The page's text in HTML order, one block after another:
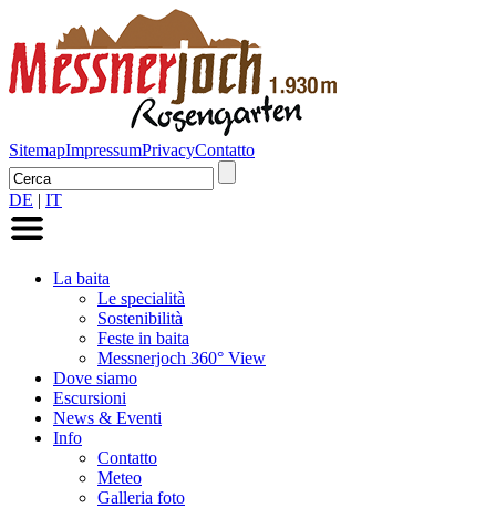
SitemapImpressumPrivacyContatto
DE | IT
La baita
Le specialità
Sostenibilità
Feste in baita
Messnerjoch 360° View
Dove siamo
Escursioni
News & Eventi
Info
Contatto
Meteo
Galleria foto